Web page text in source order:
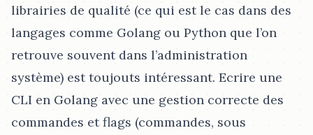
librairies de qualité (ce qui est le cas dans des
langages comme Golang ou Python que l’on
retrouve souvent dans l’administration
système) est toujouts intéressant. Ecrire une
CLI en Golang avec une gestion correcte des
commandes et flags (commandes, sous